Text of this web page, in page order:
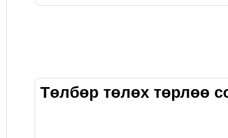
Төлбөр төлөх төрлөө